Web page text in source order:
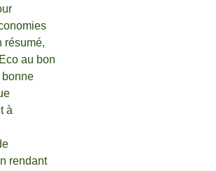
résumé,
au bon
bonne
à
rendant